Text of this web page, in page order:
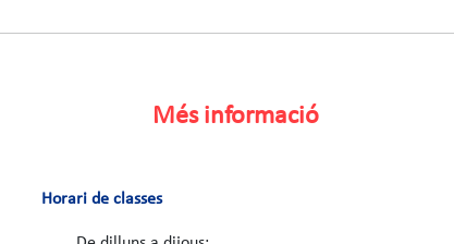
Més informació
Horari de classes